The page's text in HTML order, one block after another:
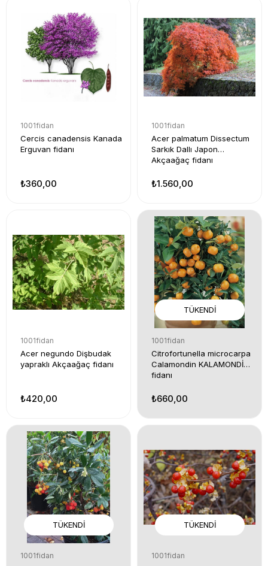
1001fidan
Cercis canadensis Kanada
Erguvan fidanı
₺360,00
1001fidan
Acer palmatum Dissectum
Sarkık Dallı Japon
Akçaağaç fidanı
₺1.560,00
1001fidan
Acer negundo Dişbudak
yapraklı Akçaağaç fidanı
₺420,00
TÜKENDI
1001fidan
Citrofortunella microcarpa
Calamondin KALAMONDİN
fidanı
₺660,00
TÜKENDI
1001fidan
TÜKENDI
1001fidan